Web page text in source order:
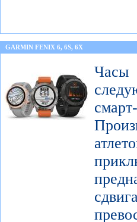
GARMIN FENIX 6, 6S, 6X